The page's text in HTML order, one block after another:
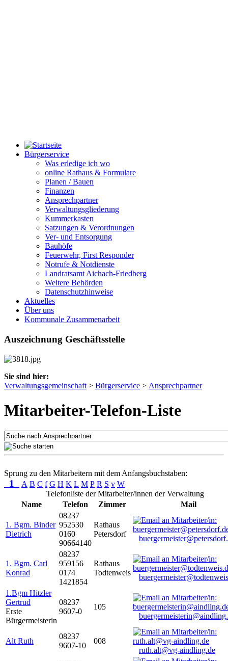
Bürgerservice
Was erledige ich wo
online Rathaus & Formulare
Planen / Bauen
Finanzen
Ansprechpartner
Verwaltungsgliederung
Kummerkasten
Satzungen & Verordnungen
Ver- und Entsorgung
Bauhöfe
Feuerwehr, First Responder
Notrufe & Notdienste
Landratsamt Aichach-Friedberg
Weitere Behörden
Datenschutzhinweise
Aktuelles
Über uns
Kommunale Zusammenarbeit
Auszeichnung Geschäftsstelle
Sie sind hier:
Verwaltungsgemeinschaft > Bürgerservice > Ansprechpartner
Mitarbeiter-Telefon-Liste
Sprung zu den Mitarbeitern mit dem Anfangsbuchstaben:
1 A B C f G H K L M P R S v W
Telefonliste der Mitarbeiter/innen der Verwaltung
Name
Telefon Zimmer Mail
1. Bgm. Binder
Dietrich
08237
952530
0160
90664140
Rathaus
Petersdorf
1. Bgm. Carl
Konrad
08237
959156
0174
1421854
Rathaus
Todtenweis
1.Bgm Hitzler
Gertrud
Erste
Bürgermeisterin
08237
9607-0
105
Alt Ruth
08237
9607-10
008
ruth.alt@vg-aindling.de